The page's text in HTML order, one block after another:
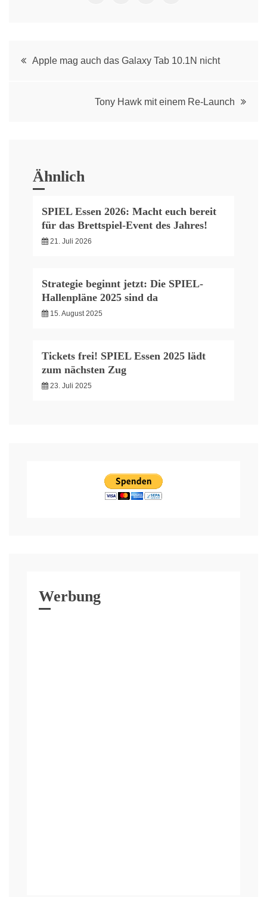
PostApple mag auch das Galaxy Tab 10.1N nicht
Tony Hawk mit einem Re-Launch
Ähnlich
SPIEL Essen 2026: Macht euch bereit
für das Brettspiel-Event des Jahres!
21. Juli 2026
Strategie beginnt jetzt: Die SPIEL-
Hallenpläne 2025 sind da
15. August 2025
Tickets frei! SPIEL Essen 2025 lädt
zum nächsten Zug
23. Juli 2025
Werbung